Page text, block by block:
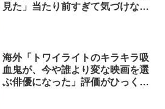
見た」当たり前すぎて気づけない
海外「トワイライトのキラキラ吸
血鬼が、今や誰より変な映画を選
ぶ俳優になった」評価がひっくり